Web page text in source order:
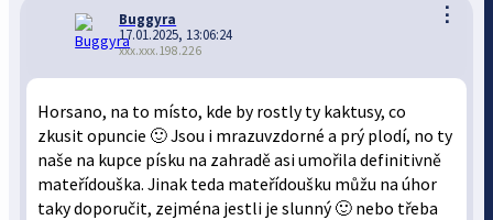
⋮
Buggyra
17.01.2025, 13:06:24
xxx.xxx.198.226
Horsano, na to místo, kde by rostly ty kaktusy, co
zkusit opuncie 🙂 Jsou i mrazuvzdorné a prý plodí, no ty
naše na kupce písku na zahradě asi umořila definitivně
mateřídouška. Jinak teda mateřídoušku můžu na úhor
taky doporučit, zejména jestli je slunný 🙂 nebo třeba